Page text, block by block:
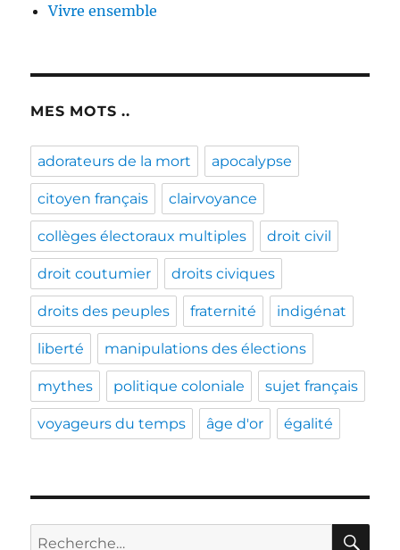
Vivre ensemble
MES MOTS ..
adorateurs de la mort apocalypse
citoyen français clairvoyance
collèges électoraux multiples droit civil
droit coutumier droits civiques
droits des peuples fraternité indigénat
liberté manipulations des élections
mythes politique coloniale sujet français
voyageurs du temps âge d'or égalité
Recherche